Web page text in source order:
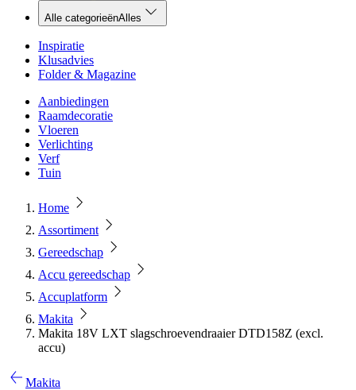
Alle categorieënAlles
Inspiratie
Klusadvies
Folder & Magazine
Aanbiedingen
Raamdecoratie
Vloeren
Verlichting
Verf
Tuin
Home
Assortiment
Gereedschap
Accu gereedschap
Accuplatform
Makita
Makita 18V LXT slagschroevendraaier DTD158Z (excl.
accu)
Makita